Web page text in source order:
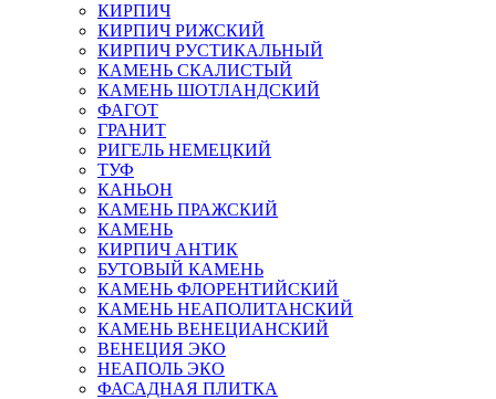
КИРПИЧ
КИРПИЧ РИЖСКИЙ
КИРПИЧ РУСТИКАЛЬНЫЙ
КАМЕНЬ СКАЛИСТЫЙ
КАМЕНЬ ШОТЛАНДСКИЙ
ФАГОТ
ГРАНИТ
РИГЕЛЬ НЕМЕЦКИЙ
ТУФ
КАНЬОН
КАМЕНЬ ПРАЖСКИЙ
КАМЕНЬ
КИРПИЧ АНТИК
БУТОВЫЙ КАМЕНЬ
КАМЕНЬ ФЛОРЕНТИЙСКИЙ
КАМЕНЬ НЕАПОЛИТАНСКИЙ
КАМЕНЬ ВЕНЕЦИАНСКИЙ
ВЕНЕЦИЯ ЭКО
НЕАПОЛЬ ЭКО
ФАСАДНАЯ ПЛИТКА